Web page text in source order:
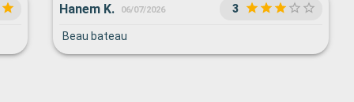
Hanem K. 06/07/2026 3
Beau bateau